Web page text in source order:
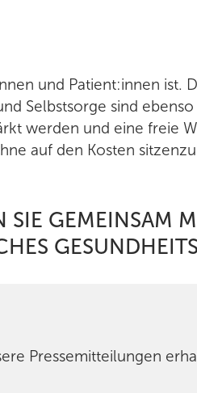
und Patient:innen ist.
Selbstsorge sind
werden und eine freie
auf den Kosten
GEMEINSAM
Pressemitteilungen